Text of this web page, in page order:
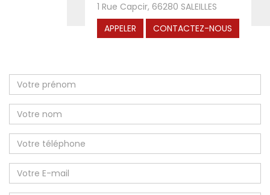
1 Rue Capcir, 66280 SALEILLES
APPELER
CONTACTEZ-NOUS